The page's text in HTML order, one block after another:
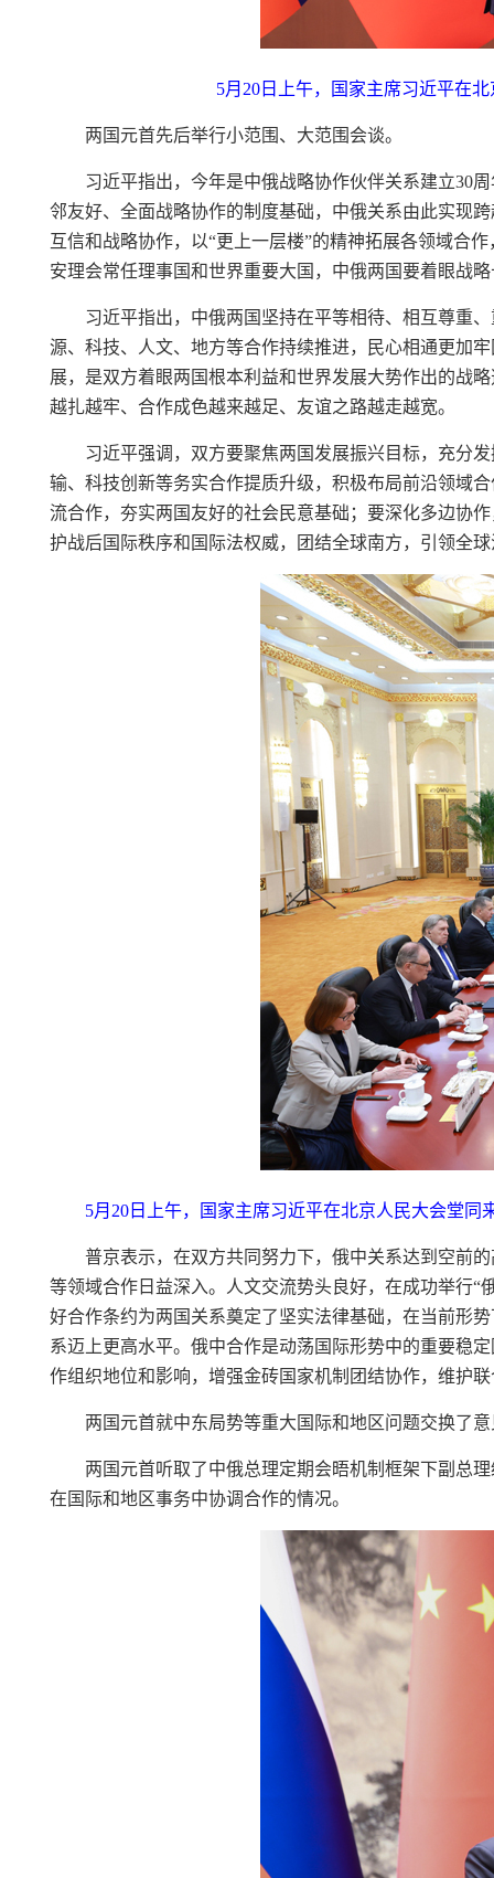
5月20日上午，国家主席习近平在
两国元首先后举行小范围、大范围会谈。
习近平指出，今年是中俄战略协作伙伴关系建立30
邻友好、全面战略协作的制度基础，中俄关系由此实现
互信和战略协作，以“更上一层楼”的精神拓展各领域合
安理会常任理事国和世界重要大国，中俄两国要着眼战
习近平指出，中俄两国坚持在平等相待、相互尊重
源、科技、人文、地方等合作持续推进，民心相通更加
展，是双方着眼两国根本利益和世界发展大势作出的战
越扎越牢、合作成色越来越足、友谊之路越走越宽。
习近平强调，双方要聚焦两国发展振兴目标，充分
输、科技创新等务实合作提质升级，积极布局前沿领域
流合作，夯实两国友好的社会民意基础；要深化多边协
护战后国际秩序和国际法权威，团结全球南方，引领全
5月20日上午，国家主席习近平在北京人民大会堂
普京表示，在双方共同努力下，俄中关系达到空前
等领域合作日益深入。人文交流势头良好，在成功举行“
好合作条约为两国关系奠定了坚实法律基础，在当前形
系迈上更高水平。俄中合作是动荡国际形势中的重要稳
作组织地位和影响，增强金砖国家机制团结协作，维护
两国元首就中东局势等重大国际和地区问题交换了
两国元首听取了中俄总理定期会晤机制框架下副总
在国际和地区事务中协调合作的情况。